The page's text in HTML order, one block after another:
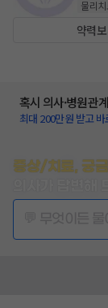
물리
약력
혹시 의사·병원관
최대 200만원 받고
증상/치료, 궁